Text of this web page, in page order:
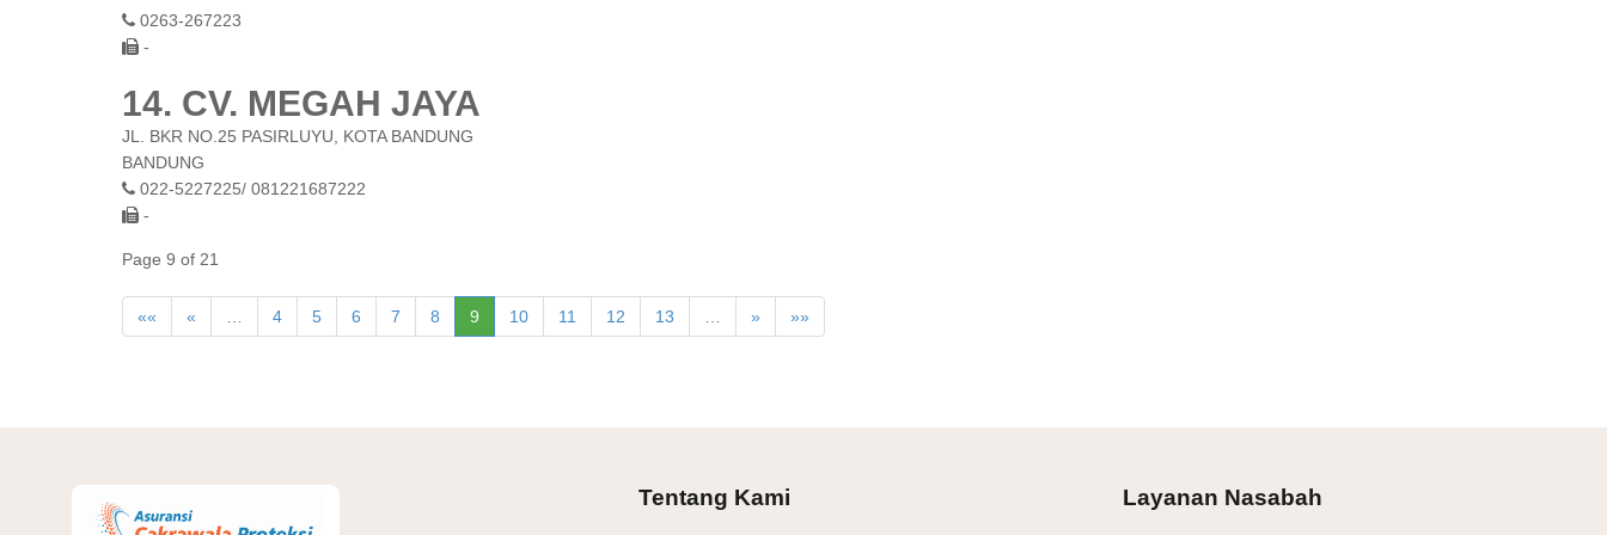
0263-267223
-
14. CV. MEGAH JAYA
JL. BKR NO.25 PASIRLUYU, KOTA BANDUNG
BANDUNG
022-5227225/ 081221687222
-
Page 9 of 21
«« « 4 5 6 7 8 9 10 11 12 13 » »»
Tentang Kami Layanan Nasabah